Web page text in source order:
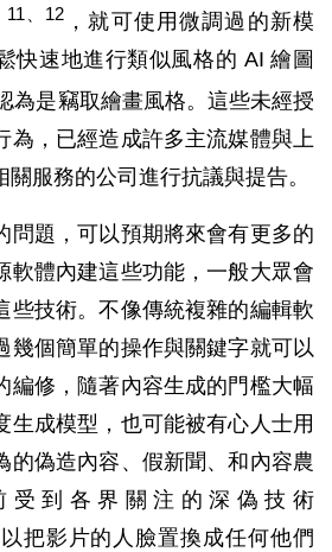
11、12 ，就可使用微調過的新模
快速地進行類似風格的 AI 繪圖
為是竊取繪畫風格。這些未經授
為，已經造成許多主流媒體與上
服務的公司進行抗議與提告。
問題，可以預期將來會有更多的
軟體內建這些功能，一般大眾會
些技術。不像傳統複雜的編輯軟
幾個簡單的操作與關鍵字就可以
編修，隨著內容生成的門檻大幅
生成模型，也可能被有心人士用
的偽造內容、假新聞、和內容農
受到各界關注的深偽技術
以把影片的人臉置換成任何他們